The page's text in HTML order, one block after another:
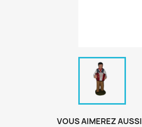
VOUS AIMEREZ AUSSI